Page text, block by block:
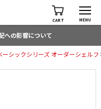
CART MENU
への影響について
ーシックシリーズ オーダーシェルフ